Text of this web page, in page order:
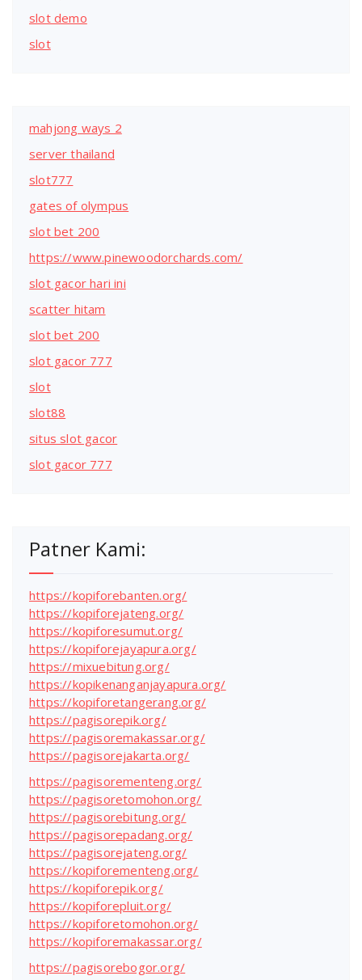
slot demo
slot
mahjong ways 2
server thailand
slot777
gates of olympus
slot bet 200
https://www.pinewoodorchards.com/
slot gacor hari ini
scatter hitam
slot bet 200
slot gacor 777
slot
slot88
situs slot gacor
slot gacor 777
Patner Kami:
https://kopiforebanten.org/
https://kopiforejateng.org/
https://kopiforesumut.org/
https://kopiforejayapura.org/
https://mixuebitung.org/
https://kopikenanganjayapura.org/
https://kopiforetangerang.org/
https://pagisorepik.org/
https://pagisoremakassar.org/
https://pagisorejakarta.org/
https://pagisorementeng.org/
https://pagisoretomohon.org/
https://pagisorebitung.org/
https://pagisorepadang.org/
https://pagisorejateng.org/
https://kopiforementeng.org/
https://kopiforepik.org/
https://kopiforepluit.org/
https://kopiforetomohon.org/
https://kopiforemakassar.org/
https://pagisorebogor.org/